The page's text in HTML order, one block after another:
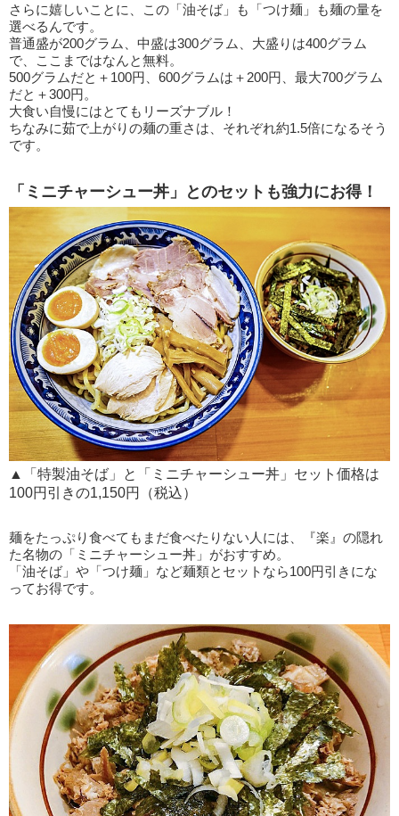
さらに嬉しいことに、この「油そば」も「つけ麺」も麺の量を
選べるんです。
普通盛が200グラム、中盛は300グラム、大盛りは400グラム
で、ここまではなんと無料。
500グラムだと＋100円、600グラムは＋200円、最大700グラム
だと＋300円。
大食い自慢にはとてもリーズナブル！
ちなみに茹で上がりの麺の重さは、それぞれ約1.5倍になるそう
です。
「ミニチャーシュー丼」とのセットも強力にお得！
▲「特製油そば」と「ミニチャーシュー丼」セット価格は
100円引きの1,150円（税込）
麺をたっぷり食べてもまだ食べたりない人には、『楽』の隠れ
た名物の「ミニチャーシュー丼」がおすすめ。
「油そば」や「つけ麺」など麺類とセットなら100円引きにな
ってお得です。